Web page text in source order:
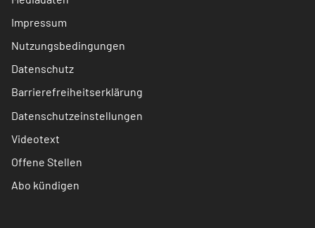
Impressum
Nutzungsbedingungen
Datenschutz
Barrierefreiheitserklärung
Datenschutzeinstellungen
Videotext
Offene Stellen
Abo kündigen